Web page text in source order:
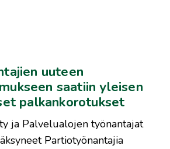
uuteen
saatiin yleisen
palkankorotukset
ja Palvelualojen työnantajat
Partiotyönantajia